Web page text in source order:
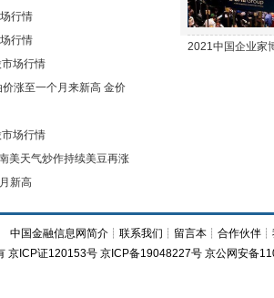
行情
行情
场行情
价涨至一个月来新高 金价
场行情
美天气炒作持续美豆再涨
新高
2021中国企业家
中国金融信息网简介 ┊联系我们 ┊ 留言本 ┊合作伙伴 ┊
京ICP证120153号 京ICP备19048227号 京公网安备